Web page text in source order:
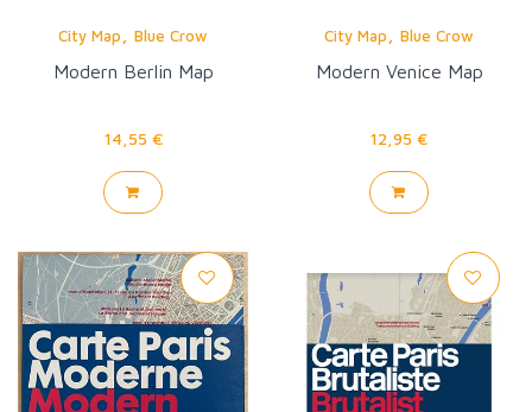
City Map, Blue Crow
Modern Berlin Map
14,55 €
City Map, Blue Crow
Modern Venice Map
12,95 €